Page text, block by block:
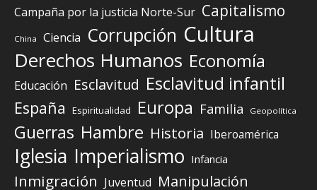
Campaña por la justicia Norte-Sur Capitalismo
China Ciencia Corrupción Cultura
Derechos Humanos Economía
Educación Esclavitud Esclavitud infantil
España Espiritualidad Europa Familia Geopolítica
Guerras Hambre Historia Iberoamérica
Iglesia Imperialismo Infancia
Inmigración Juventud Manipulación